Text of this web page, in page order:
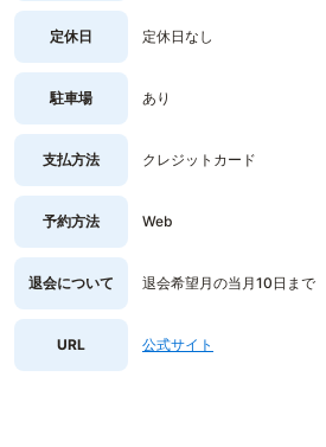
定休日 定休日なし
駐車場 あり
支払方法 クレジットカード
予約方法 Web
退会について 退会希望月の当月10日まで
URL 公式サイト